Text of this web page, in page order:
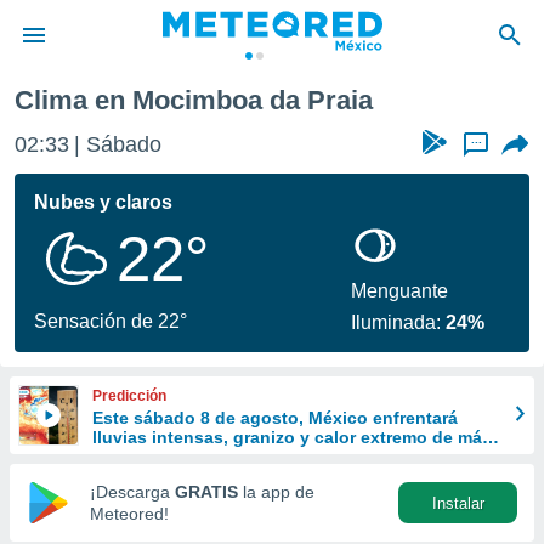
de
ha sido
calidad.
a este
las
y
forma
digital
basada
Clima en Mocimboa da Praia
02:33 Sábado ...
Nubes y claros
22°
Sensación de 22°
Menguante
Iluminada:24%
Predicción
Este sábado 8 de agosto, México enfrentará
lluvias intensas, granizo y calor extremo de más
¡Descarga GRATIS la app de
Meteored!
Instalar